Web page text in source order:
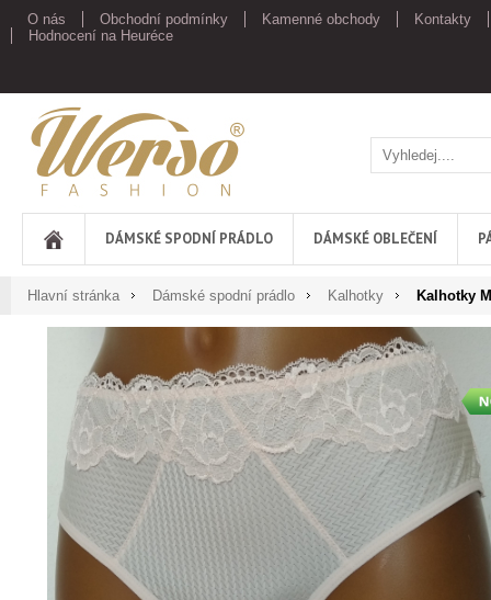
O nás Obchodní podmínky Kamenné obchody
Kontakty
Hodnocení na Heuréce
Werso
DÁMSKÉ SPODNÍ PRÁDLO DÁMSKÉ OBLEČENÍ
Hlavní stránka Dámské spodní prádlo Kalhotky Kalhotky